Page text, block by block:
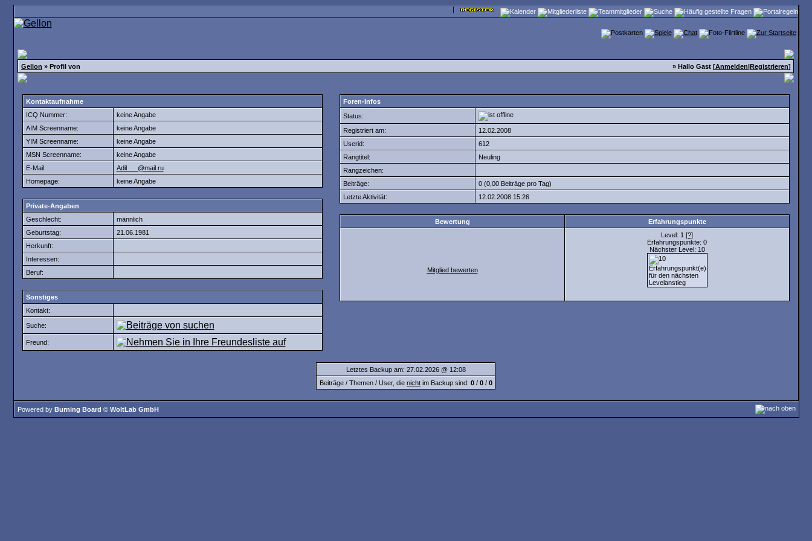
Gellon » Profil von » Hallo Gast [Anmelden|Registrieren]
Kontaktaufnahme
ICQ Nummer:
keine Angabe
AIM Screenname:
keine Angabe
YIM Screenname:
keine Angabe
MSN Screenname:
keine Angabe
E-Mail:
Adil___@mail.ru
Homepage:
keine Angabe
Private-Angaben
Geschlecht:
männlich
Geburtstag:
21.06.1981
Herkunft:
Interessen:
Beruf:
Sonstiges
Kontakt:
Suche:
Freund:
Foren-Infos
Status:
Registriert am:
12.02.2008
Userid:
612
Rangtitel:
Neuling
Rangzeichen:
Beiträge:
0 (0,00 Beiträge pro Tag)
Letzte Aktivität:
12.02.2008 15:26
Bewertung Erfahrungspunkte
Mitglied bewerten
Level: 1 [?]
Erfahrungspunkte: 0
Nächster Level: 10
Letztes Backup am: 27.02.2026 @ 12:08
Beiträge / Themen / User, die nicht im Backup sind: 0 / 0 / 0
Powered by Burning Board © WoltLab GmbH